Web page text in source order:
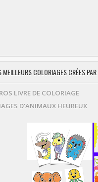
MEILLEURS COLORIAGES CRÉES
LIVRE DE COLORIAGE
D'ANIMAUX HEUREUX